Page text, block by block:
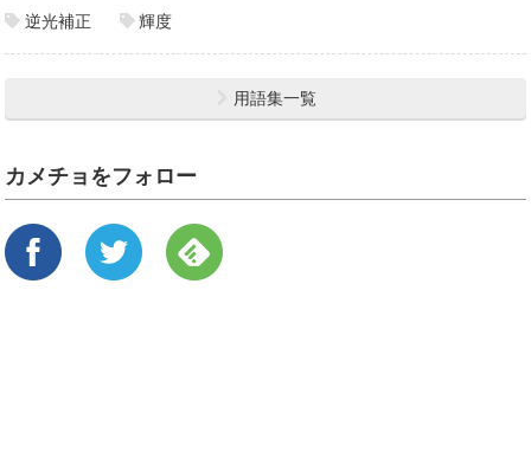
逆光補正 輝度
用語集一覧
カメチョをフォロー